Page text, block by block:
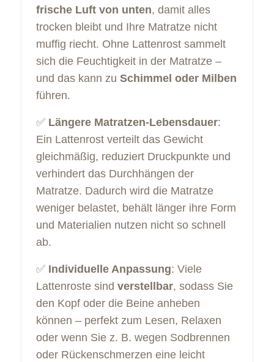
frische Luft von unten, damit alles
trocken bleibt und Ihre Matratze nicht
muffig riecht. Ohne Lattenrost sammelt
sich die Feuchtigkeit in der Matratze –
und das kann zu Schimmel oder Milben
führen.
✅ Längere Matratzen-Lebensdauer:
Ein Lattenrost verteilt das Gewicht
gleichmäßig, reduziert Druckpunkte und
verhindert das Durchhängen der
Matratze. Dadurch wird die Matratze
weniger belastet, behält länger ihre Form
und Materialien nutzen nicht so schnell
ab.
✅ Individuelle Anpassung: Viele
Lattenroste sind verstellbar, sodass Sie
den Kopf oder die Beine anheben
können – perfekt zum Lesen, Relaxen
oder wenn Sie z. B. wegen Sodbrennen
oder Rückenschmerzen eine leicht